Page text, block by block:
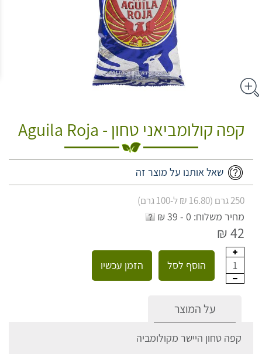
קפה קולומביאני טחון - Aguila Roja
שאל אותנו על מוצר זה
250 גרם (16.80 ₪ ל-100 גרם)
מחיר משלוח: 0 - 39 ₪
42 ₪
1 הוסף לסל הזמן עכשיו
על המוצר
קפה טחון היישר מקולומביה